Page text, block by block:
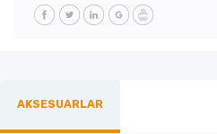
AKSESUARLAR